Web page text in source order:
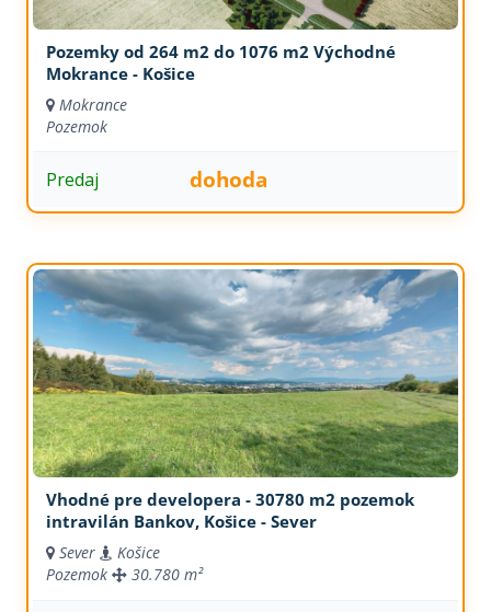
Pozemky od 264 m2 do 1076 m2 Východné
Mokrance - Košice
Mokrance
Pozemok
Predaj dohoda
Vhodné pre developera - 30780 m2 pozemok
intravilán Bankov, Košice - Sever
Sever
Košice
Pozemok
30.780 m²